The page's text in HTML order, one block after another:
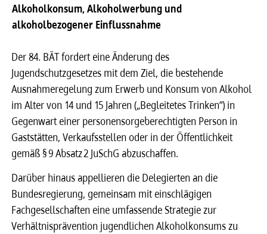
Alkoholkonsum, Alkoholwerbung und
alkoholbezogener Einflussnahme
Der 84. BÄT fordert eine Änderung des
Jugendschutzgesetzes mit dem Ziel, die bestehende
Ausnahmeregelung zum Erwerb und Konsum von Alkohol
im Alter von 14 und 15 Jahren („Begleitetes Trinken“) in
Gegenwart einer personensorgeberechtigten Person in
Gaststätten, Verkaufsstellen oder in der Öffentlichkeit
gemäß § 9 Absatz 2 JuSchG abzuschaffen.
Darüber hinaus appellieren die Delegierten an die
Bundesregierung, gemeinsam mit einschlägigen
Fachgesellschaften eine umfassende Strategie zur
Verhältnisprävention jugendlichen Alkoholkonsums zu